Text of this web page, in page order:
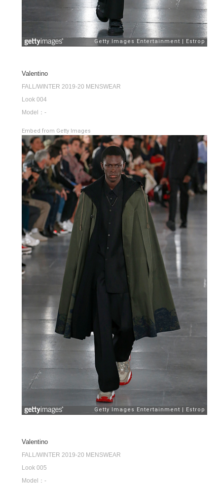
Valentino
FALL/WINTER 2019-20 MENSWEAR
Look 004
Model：-
Embed from Getty Images
Valentino
FALL/WINTER 2019-20 MENSWEAR
Look 005
Model：-